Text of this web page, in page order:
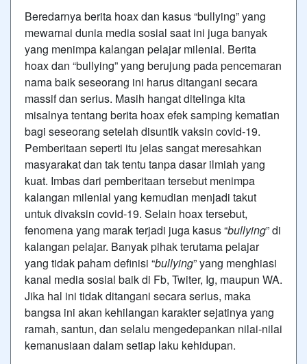
Beredarnya berita hoax dan kasus “bullying” yang
mewarnai dunia media sosial saat ini juga banyak
yang menimpa kalangan pelajar milenial. Berita
hoax dan “bullying” yang berujung pada pencemaran
nama baik seseorang ini harus ditangani secara
massif dan serius. Masih hangat ditelinga kita
misalnya tentang berita hoax efek samping kematian
bagi seseorang setelah disuntik vaksin covid-19.
Pemberitaan seperti itu jelas sangat meresahkan
masyarakat dan tak tentu tanpa dasar ilmiah yang
kuat. Imbas dari pemberitaan tersebut menimpa
kalangan milenial yang kemudian menjadi takut
untuk divaksin covid-19. Selain hoax tersebut,
fenomena yang marak terjadi juga kasus “bullying” di
kalangan pelajar. Banyak pihak terutama pelajar
yang tidak paham definisi “bullying” yang menghiasi
kanal media sosial baik di Fb, Twiter, Ig, maupun WA.
Jika hal ini tidak ditangani secara serius, maka
bangsa ini akan kehilangan karakter sejatinya yang
ramah, santun, dan selalu mengedepankan nilai-nilai
kemanusiaan dalam setiap laku kehidupan.